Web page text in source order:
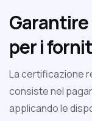
per i
La certificazione
consiste nel
applicando le